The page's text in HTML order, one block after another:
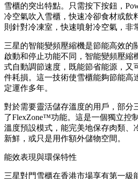
雪櫃的突出特點。只需按下按鈕，
冷空氣吹入雪櫃，快速冷卻食材或飲
則針對冷凍室，快速噴射冷空氣，非
三星的智能變頻壓縮機是節能高效的
啟動和停止功能不同，智能變頻壓縮
式自動調節速度，既能節省能源，又
件耗損。這一技術使雪櫃能夠節能高
定運作多年。
對於需要靈活儲存溫度的用戶，部分
了FlexZone™功能。這是一個獨立控
溫度預設模式，能完美地保存肉類、
新鮮，或只是用作額外儲物空間。
能效表現與環保特性
三星對門雪櫃在香港市場享有第一級